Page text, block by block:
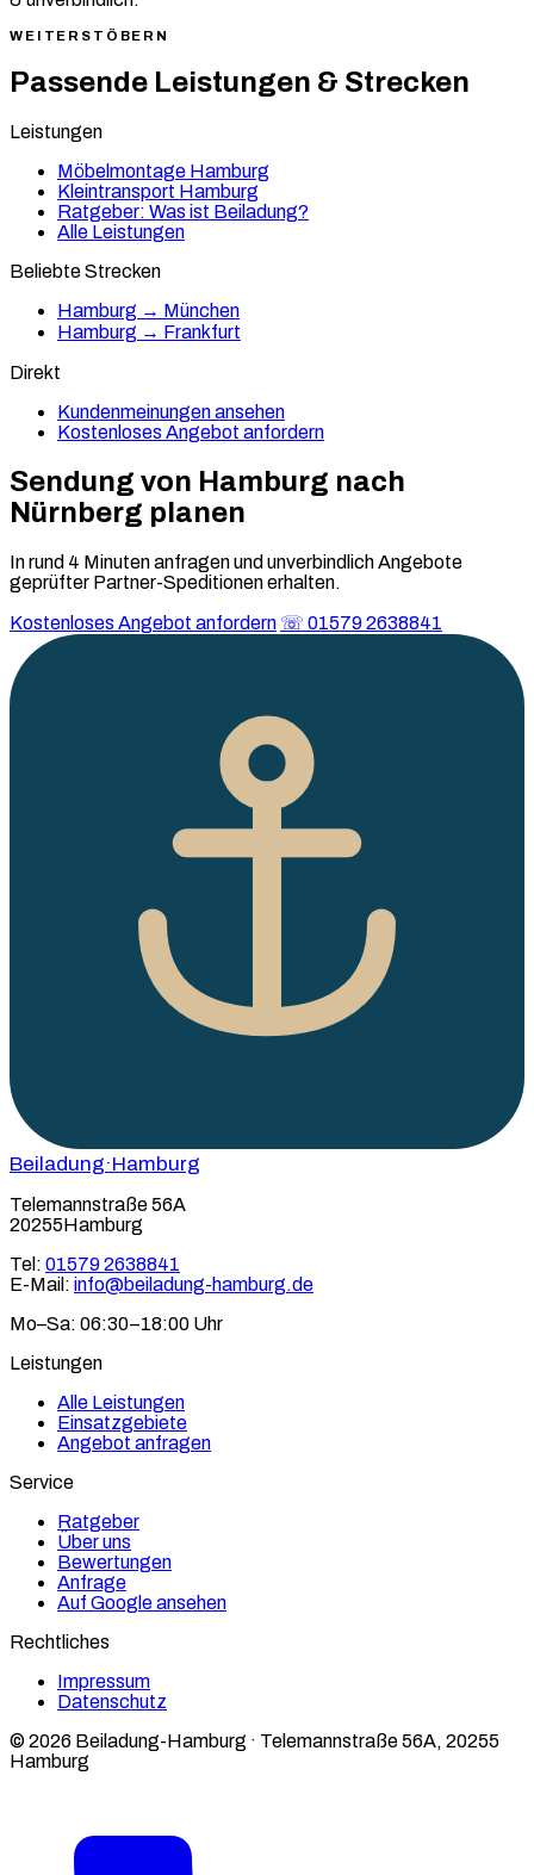
WEITERSTÖBERN
Passende Leistungen & Strecken
Leistungen
Möbelmontage Hamburg
Kleintransport Hamburg
Ratgeber: Was ist Beiladung?
Alle Leistungen
Beliebte Strecken
Hamburg → München
Hamburg → Frankfurt
Direkt
Kundenmeinungen ansehen
Kostenloses Angebot anfordern
Sendung von Hamburg nach
Nürnberg planen
In rund 4 Minuten anfragen und unverbindlich Angebote
geprüfter Partner-Speditionen erhalten.
Kostenloses Angebot anfordern ☏ 01579 2638841
Beiladung·Hamburg
Telemannstraße 56A
20255Hamburg
Tel: 01579 2638841
E-Mail: info@beiladung-hamburg.de
Mo–Sa: 06:30–18:00 Uhr
Leistungen
Alle Leistungen
Einsatzgebiete
Angebot anfragen
Service
Ratgeber
Über uns
Bewertungen
Anfrage
Auf Google ansehen
Rechtliches
Impressum
Datenschutz
© 2026 Beiladung-Hamburg · Telemannstraße 56A, 20255
Hamburg